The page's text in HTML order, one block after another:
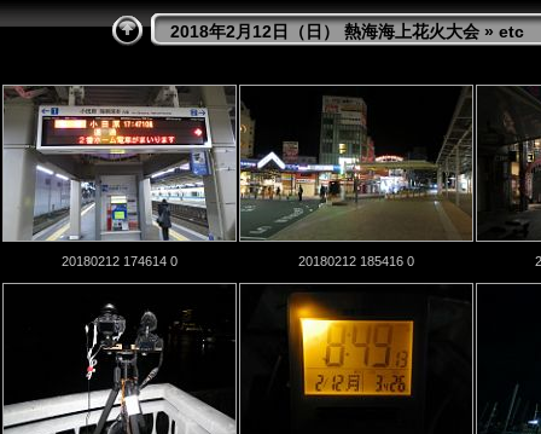
2018年2月12日（日） 熱海海上花火大会 » etc
20180212 174614 0 20180212 185416 0